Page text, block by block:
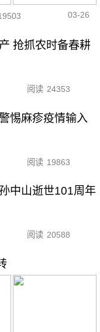
03-26
抢抓农时备春耕
阅读 24353
惕麻疹疫情输入
阅读 19863
中山逝世101周年
阅读 20588